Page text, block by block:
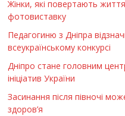
Жінки, які повертають
фотовиставку
Педагогиню з Дніпра
всеукраїнському конкурсі
Дніпро стане головним
ініціатив України
Засинання після півночі
здоров’я